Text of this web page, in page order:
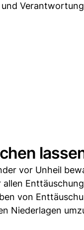
vor Unheil
von
Niederlagen